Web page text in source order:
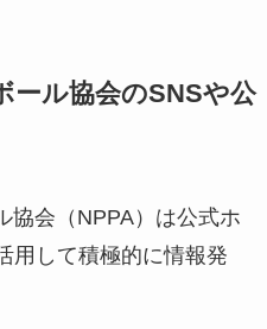
ール協会のSNSや公
協会（NPPA）は公式ホ
用して積極的に情報発